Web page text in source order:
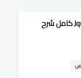
كورس جى كويرى Jquery كامل شرح